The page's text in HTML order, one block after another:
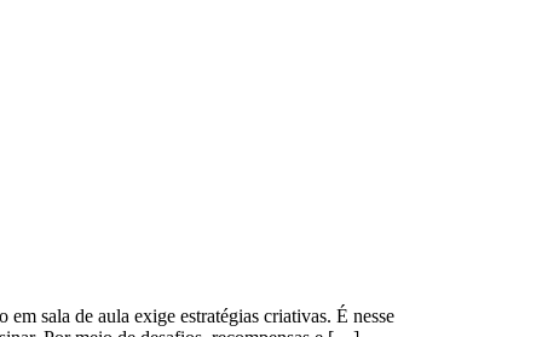
sala de aula exige estratégias criativas. É nesse